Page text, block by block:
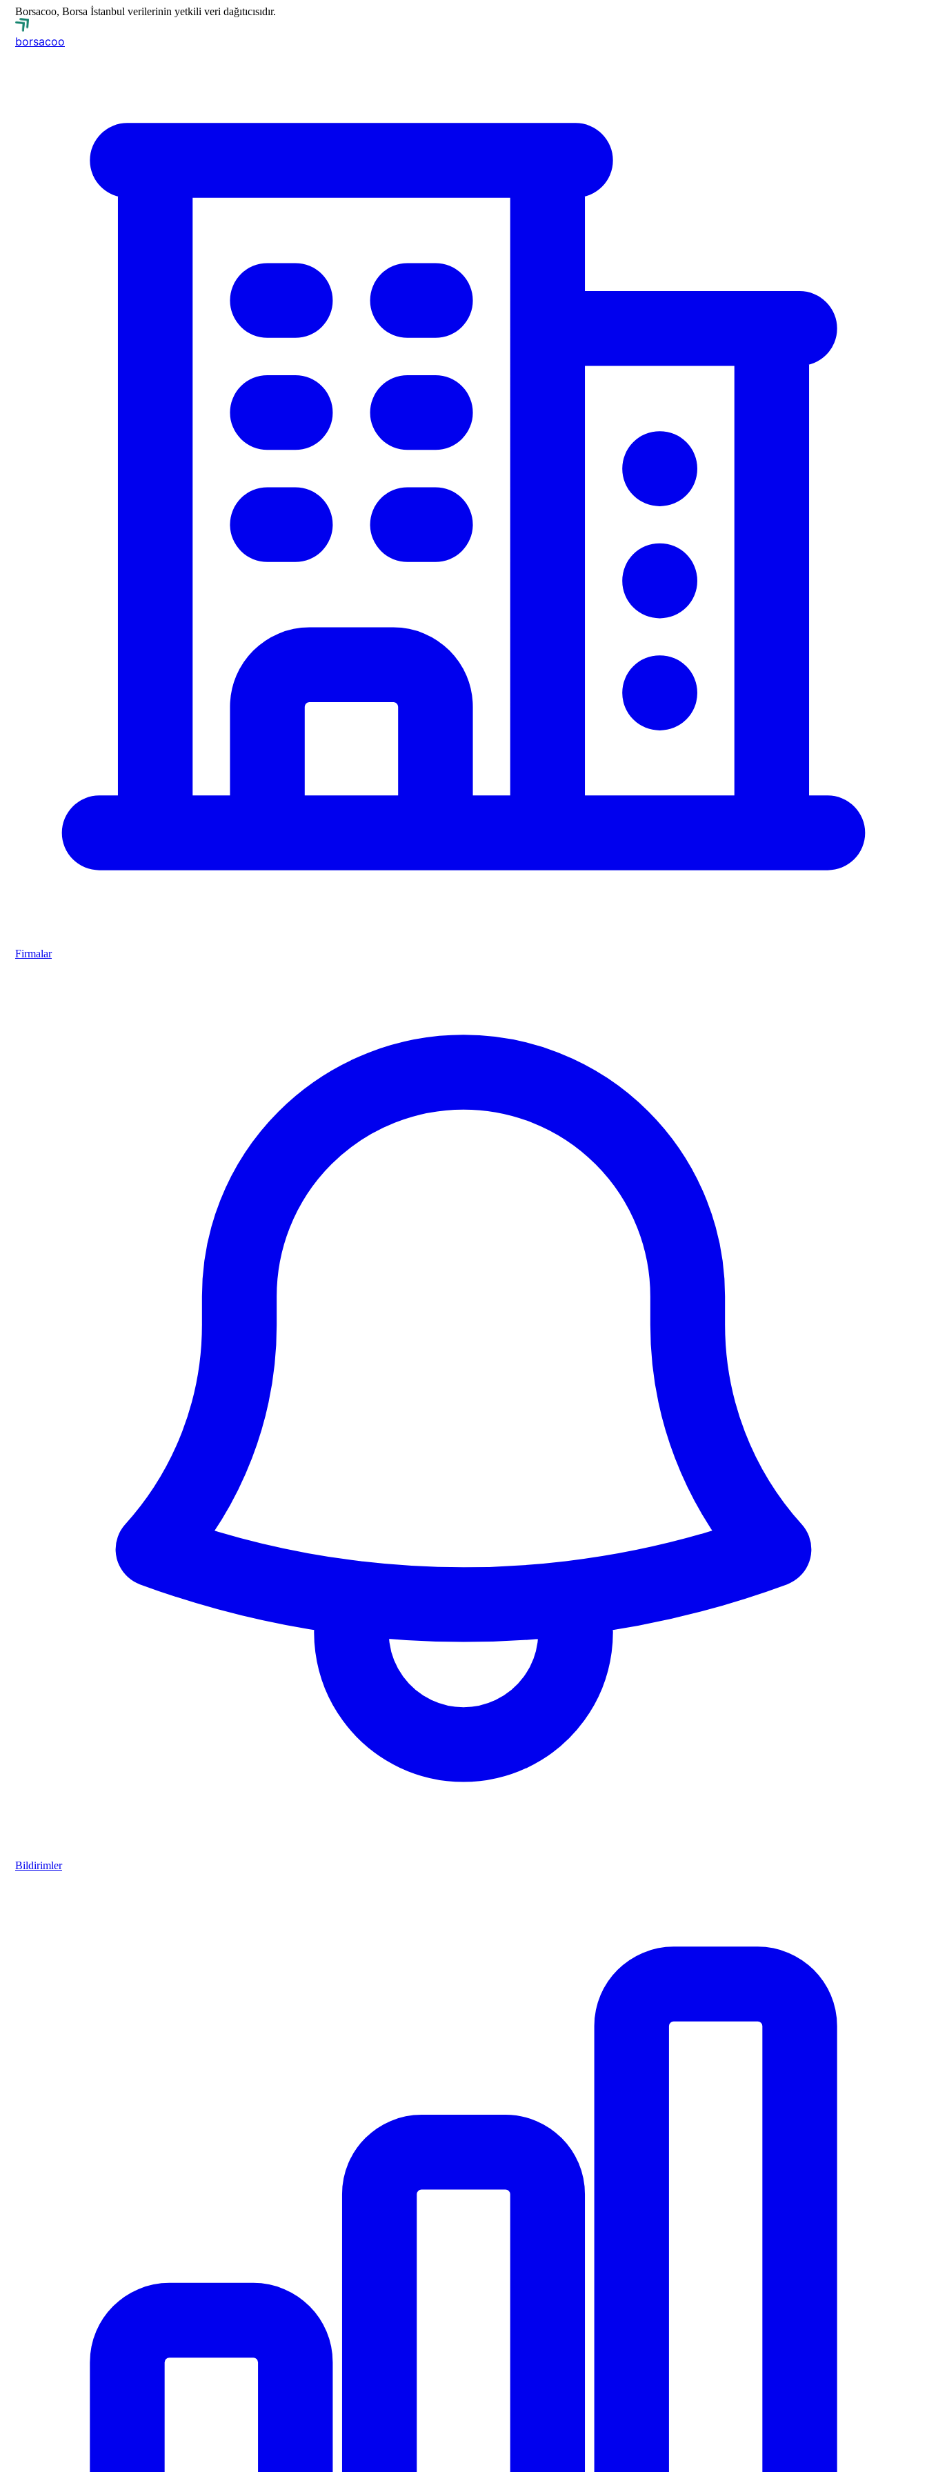
Borsacoo, Borsa İstanbul verilerinin yetkili veri dağıtıcısıdır.
borsacoo
Firmalar
Bildirimler